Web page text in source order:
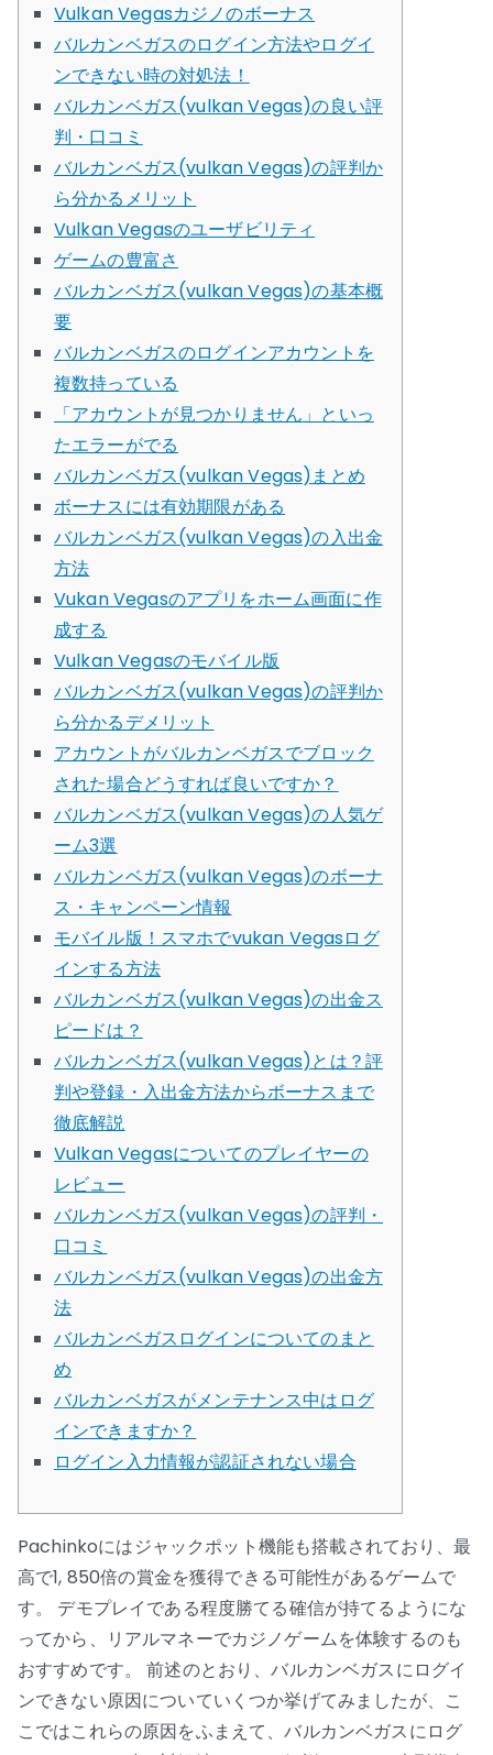
Vulkan Vegasカジノのボーナス
バルカンベガスのログイン方法やログイ
ンできない時の対処法！
バルカンベガス(vulkan Vegas)の良い評
判・口コミ
バルカンベガス(vulkan Vegas)の評判か
ら分かるメリット
Vulkan Vegasのユーザビリティ
ゲームの豊富さ
バルカンベガス(vulkan Vegas)の基本概
要
バルカンベガスのログインアカウントを
複数持っている
「アカウントが見つかりません」といっ
たエラーがでる
バルカンベガス(vulkan Vegas)まとめ
ボーナスには有効期限がある
バルカンベガス(vulkan Vegas)の入出金
方法
Vukan Vegasのアプリをホーム画面に作
成する
Vulkan Vegasのモバイル版
バルカンベガス(vulkan Vegas)の評判か
ら分かるデメリット
アカウントがバルカンベガスでブロック
された場合どうすれば良いですか？
バルカンベガス(vulkan Vegas)の人気ゲ
ーム3選
バルカンベガス(vulkan Vegas)のボーナ
ス・キャンペーン情報
モバイル版！スマホでvukan Vegasログ
インする方法
バルカンベガス(vulkan Vegas)の出金ス
ピードは？
バルカンベガス(vulkan Vegas)とは？評
判や登録・入出金方法からボーナスまで
徹底解説
Vulkan Vegasについてのプレイヤーの
レビュー
バルカンベガス(vulkan Vegas)の評判・
口コミ
バルカンベガス(vulkan Vegas)の出金方
法
バルカンベガスログインについてのまと
め
バルカンベガスがメンテナンス中はログ
インできますか？
ログイン入力情報が認証されない場合
Pachinkoにはジャックポット機能も搭載されており、最
高で1, 850倍の賞金を獲得できる可能性があるゲームで
す。 デモプレイである程度勝てる確信が持てるようにな
ってから、リアルマネーでカジノゲームを体験するのも
おすすめです。 前述のとおり、バルカンベガスにログイ
ンできない原因についていくつか挙げてみましたが、こ
こではこれらの原因をふまえて、バルカンベガスにログ